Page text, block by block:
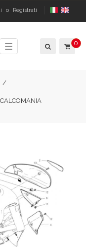
o Registrati
Toggle
navigation
0